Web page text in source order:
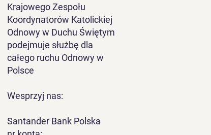
Krajowego Zespołu
Koordynatorów Katolickiej
Odnowy w Duchu Świętym
podejmuje służbę dla
całego ruchu Odnowy w
Polsce
Wesprzyj nas:
Santander Bank Polska